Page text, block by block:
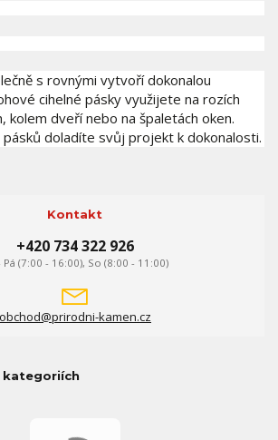
s rovnými vytvoří dokonalou
cihelné pásky využijete na rozích
kolem dveří nebo na špaletách oken.
doladíte svůj projekt k dokonalosti.
Kontakt
+420 734 322 926
Pá (7:00 - 16:00), So (8:00 - 11:00)
obchod@prirodni-kamen.cz
kategoriích